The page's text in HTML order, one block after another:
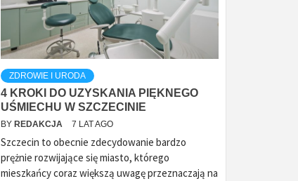
ZDROWIE I URODA
4 KROKI DO UZYSKANIA PIĘKNEGO
UŚMIECHU W SZCZECINIE
BY REDAKCJA 7 LAT AGO
Szczecin to obecnie zdecydowanie bardzo
prężnie rozwijające się miasto, którego
mieszkańcy coraz większą uwagę przeznaczają na